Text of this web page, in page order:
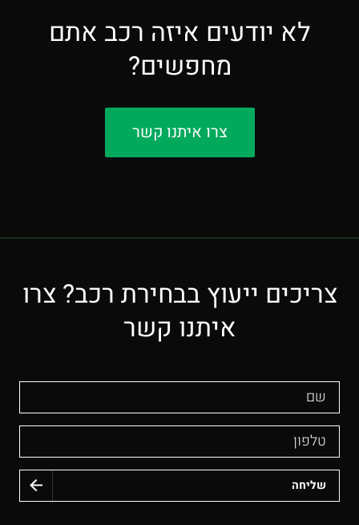
לא יודעים איזה רכב אתם
מחפשים?
צרו איתנו קשר
צריכים ייעוץ בבחירת רכב? צרו
איתנו קשר
טלפון